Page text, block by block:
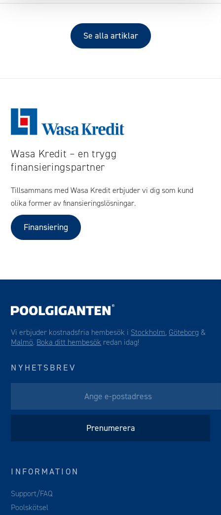
Se alla artiklar
Wasa Kredit – en trygg
finansieringspartner
Tillsammans med Wasa Kredit erbjuder vi dig som kund
olika former av finansieringslösningar.
Finansiering
Vi erbjuder kostnadsfria hembesök i Stockholm, Göteborg &
Malmö. Boka ditt hembesök redan idag!
NYHETSBREV
INFORMATION
Support/FAQ
Poolskötsel